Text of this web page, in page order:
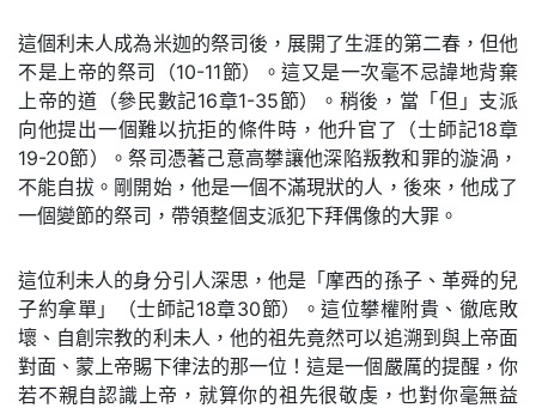
這個利未人成為米迦的祭司後，展開了生涯的第二春，但他
不是上帝的祭司（10-11節）。這又是一次毫不忌諱地背棄
上帝的道（參民數記16章1-35節）。稍後，當「但」支派
向他提出一個難以抗拒的條件時，他升官了（士師記18章
19-20節）。祭司憑著己意高攀讓他深陷叛教和罪的漩渦，
不能自拔。剛開始，他是一個不滿現狀的人，後來，他成了
一個變節的祭司，帶領整個支派犯下拜偶像的大罪。
這位利未人的身分引人深思，他是「摩西的孫子、革舜的兒
子約拿單」（士師記18章30節）。這位攀權附貴、徹底敗
壞、自創宗教的利未人，他的祖先竟然可以追溯到與上帝面
對面、蒙上帝賜下律法的那一位！這是一個嚴厲的提醒，你
若不親自認識上帝，就算你的祖先很敬虔，也對你毫無益